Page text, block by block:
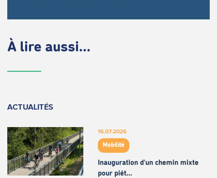
À lire aussi...
ACTUALITÉS
16.07.2026
Mobilité
Inauguration d'un chemin mixte
pour piét…